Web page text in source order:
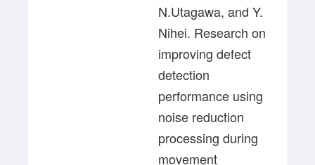
N.Utagawa, and Y.
Nihei. Research on
improving defect
detection
performance using
noise reduction
processing during
movement